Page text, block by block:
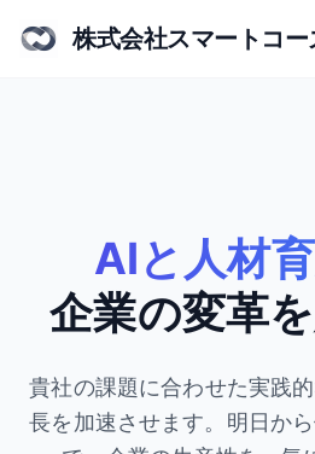
株式会社スマートコー
AIと人材育
企業の変革
貴社の課題に合わせた実践
長を加速させます。 明日か